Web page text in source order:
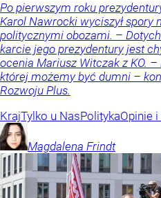
Po pierwszym roku
Karol Nawrocki wyciszył
politycznymi obozami. –
karcie jego prezydentury jest
ocenia Mariusz Witczak z KO.
której możemy być dumni –
Rozwoju Plus.
KrajTylko u NasPolitykaOpinie
Magdalena Frindt